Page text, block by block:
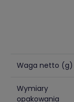
Waga netto (g)
Wymiary
opakowania